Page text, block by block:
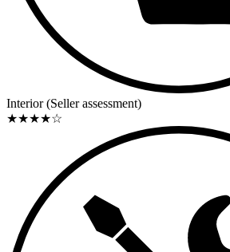
Interior (Seller assessment)
★★★★☆